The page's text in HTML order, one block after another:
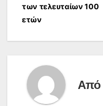
των τελευταίων 100
ετών
Από